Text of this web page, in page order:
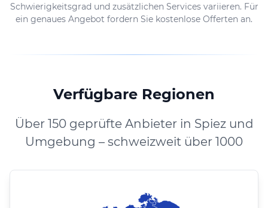
Schwierigkeitsgrad und zusätzlichen Services variieren. Für
ein genaues Angebot fordern Sie kostenlose Offerten an.
Verfügbare Regionen
Über 150 geprüfte Anbieter in Spiez und
Umgebung – schweizweit über 1000